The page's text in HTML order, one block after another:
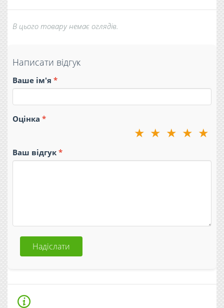
В цього товару немає оглядів.
Написати відгук
Ваше ім'я
Оцінка
★
★
★
★
★
Ваш відгук
Надіслати